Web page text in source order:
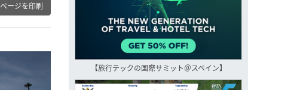
ージを印刷
【旅行テックの国際サミット＠スペイン】